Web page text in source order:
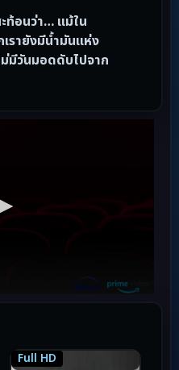
ท้อนว่า… แม้ใน
รายังมีน้ำมันแห่ง
มีวันมอดดับไปจาก
Full HD
7.0
7.0